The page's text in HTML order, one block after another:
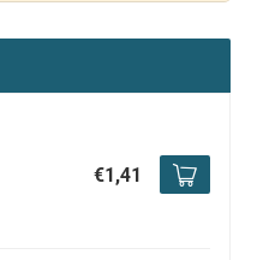
€1,41